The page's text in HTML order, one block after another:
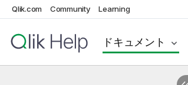
Qlik.com Community Learning
ドキュメント